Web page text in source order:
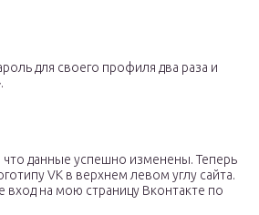
для своего профиля два раза и
данные успешно изменены. Теперь
VK в верхнем левом углу сайта.
вход на мою страницу Вконтакте по